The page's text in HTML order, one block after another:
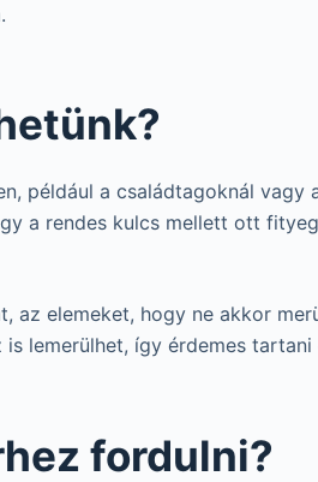
például a családtagoknál
a rendes kulcs mellett ott
az elemeket, hogy ne akkor
lemerülhet, így érdemes
fordulni?